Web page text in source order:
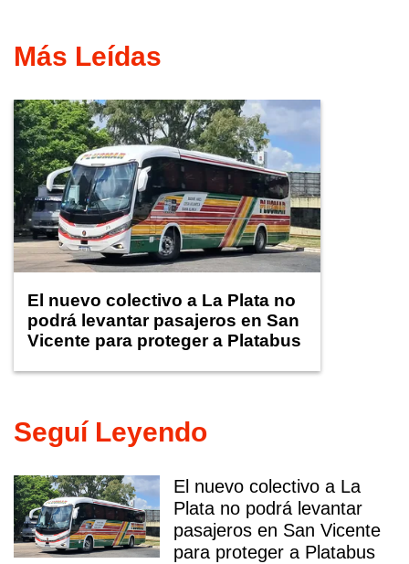
Más Leídas
El nuevo colectivo a La Plata no
podrá levantar pasajeros en San
Vicente para proteger a Platabus
Seguí Leyendo
El nuevo colectivo a La
Plata no podrá levantar
pasajeros en San Vicente
para proteger a Platabus